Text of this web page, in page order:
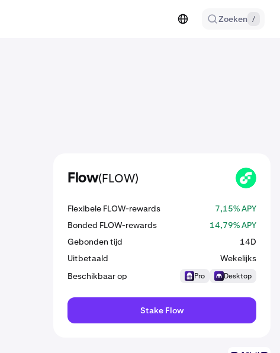
Zoeken /
Flow(FLOW) FLOW
Flexibele FLOW-rewards
7,15% APY
Bonded FLOW-rewards
14,79% APY
Gebonden tijd
14D
Uitbetaald
Wekelijks
Beschikbaar op
Pro Desktop
Stake Flow